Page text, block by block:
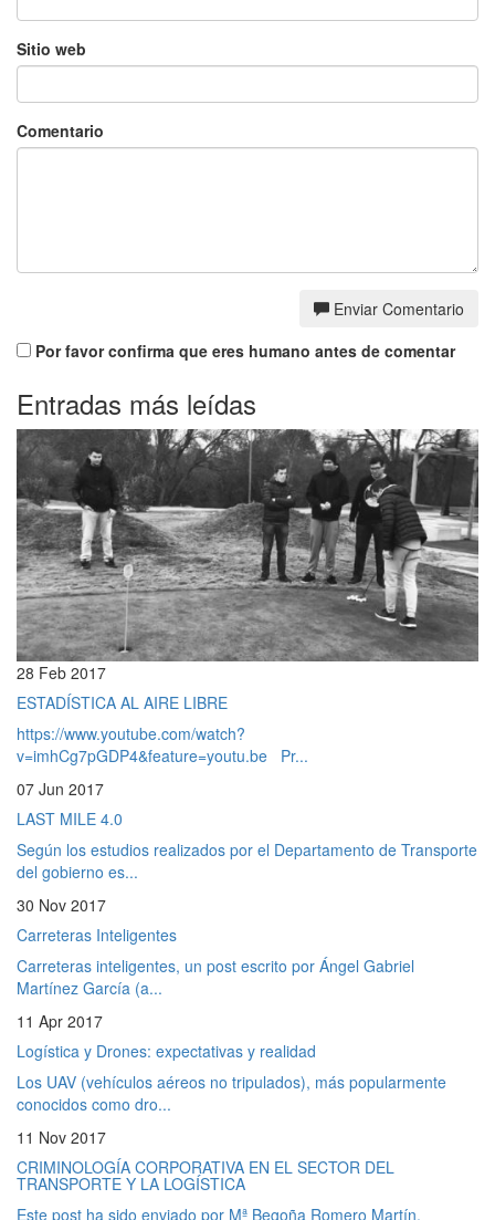
Sitio web
Comentario
Enviar Comentario
Por favor confirma que eres humano antes de comentar
Entradas más leídas
28 Feb 2017
ESTADÍSTICA AL AIRE LIBRE
https://www.youtube.com/watch?
v=imhCg7pGDP4&feature=youtu.be Pr...
07 Jun 2017
LAST MILE 4.0
Según los estudios realizados por el Departamento de Transporte
del gobierno es...
30 Nov 2017
Carreteras Inteligentes
Carreteras inteligentes, un post escrito por Ángel Gabriel
Martínez García (a...
11 Apr 2017
Logística y Drones: expectativas y realidad
Los UAV (vehículos aéreos no tripulados), más popularmente
conocidos como dro...
11 Nov 2017
CRIMINOLOGÍA CORPORATIVA EN EL SECTOR DEL
TRANSPORTE Y LA LOGÍSTICA
Este post ha sido enviado por Mª Begoña Romero Martín,